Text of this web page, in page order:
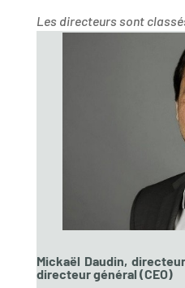
Les directeurs sont
Mickaël Daudin,
directeur général (CEO)